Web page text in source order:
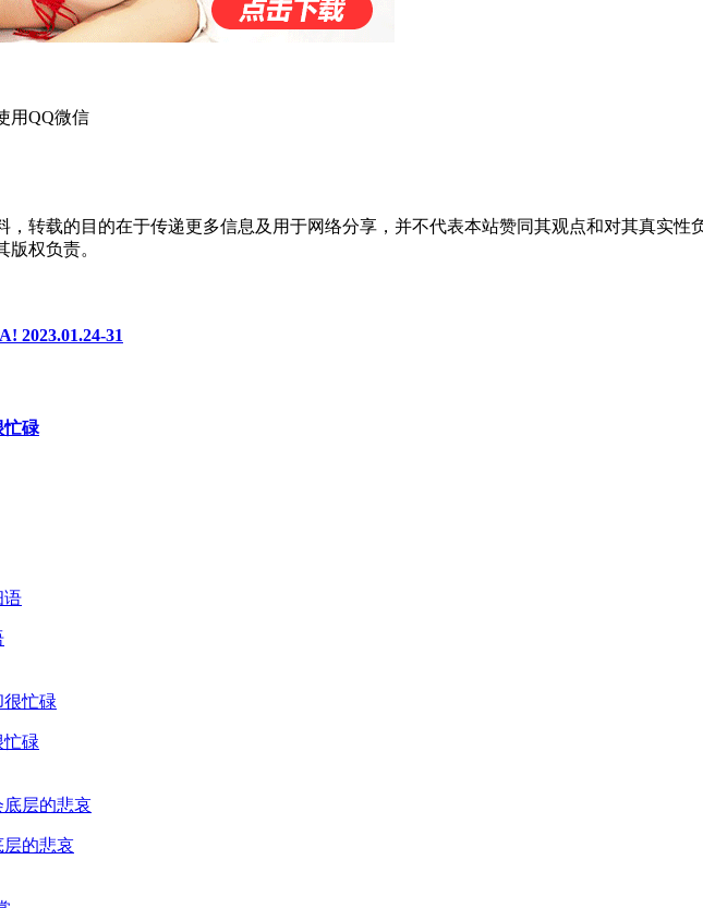
用QQ微信
，转载的目的在于传递更多信息及用于网络分享，并不代表本站赞同其观点和对其真实
权负责。
2023.01.24-31
忙碌
碌
层的悲哀